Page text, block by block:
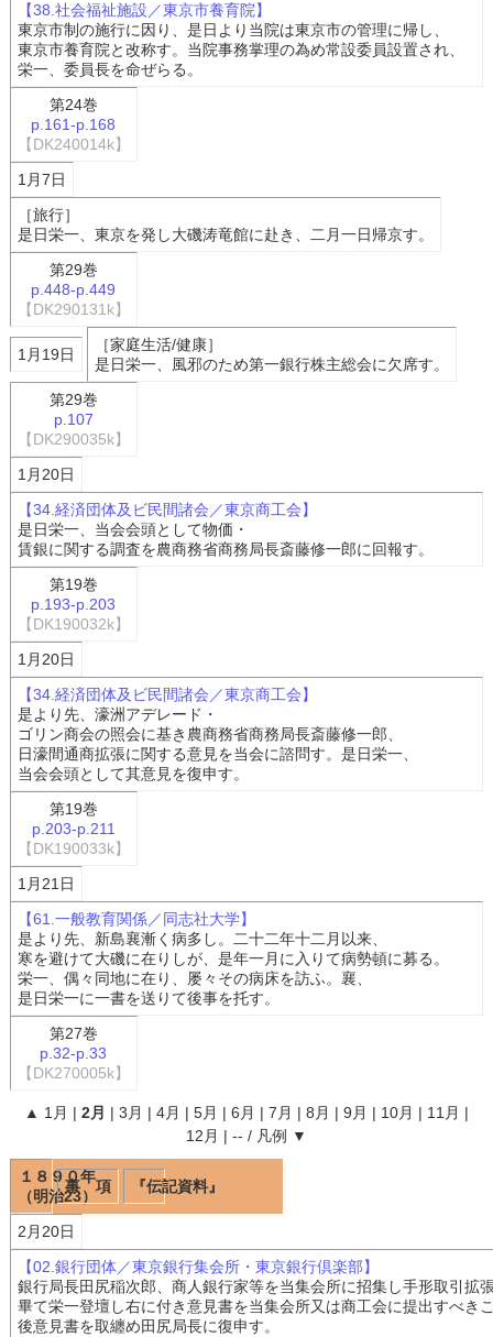
【38.社会福祉施設／東京市養育院】
東京市制の施行に因り、是日より当院は東京市の管理に帰し、
東京市養育院と改称す。当院事務掌理の為め常設委員設置され、
栄一、委員長を命ぜらる。
第24巻
p.161-p.168
【DK240014k】
1月7日
［旅行］
是日栄一、東京を発し大磯涛竜館に赴き、二月一日帰京す。
第29巻
p.448-p.449
【DK290131k】
1月19日
［家庭生活/健康］
是日栄一、風邪のため第一銀行株主総会に欠席す。
第29巻
p.107
【DK290035k】
1月20日
【34.経済団体及ビ民間諸会／東京商工会】
是日栄一、当会会頭として物価・
賃銀に関する調査を農商務省商務局長斎藤修一郎に回報す。
第19巻
p.193-p.203
【DK190032k】
1月20日
【34.経済団体及ビ民間諸会／東京商工会】
是より先、濠洲アデレード・
ゴリン商会の照会に基き農商務省商務局長斎藤修一郎、
日濠間通商拡張に関する意見を当会に諮問す。是日栄一、
当会会頭として其意見を復申す。
第19巻
p.203-p.211
【DK190033k】
1月21日
【61.一般教育関係／同志社大学】
是より先、新島襄漸く病多し。二十二年十二月以来、
寒を避けて大磯に在りしが、是年一月に入りて病勢頓に募る。
栄一、偶々同地に在り、屡々その病床を訪ふ。襄、
是日栄一に一書を送りて後事を托す。
第27巻
p.32-p.33
【DK270005k】
▲ 1月 | 2月 | 3月 | 4月 | 5月 | 6月 | 7月 | 8月 | 9月 | 10月 | 11月 |
12月 | -- / 凡例 ▼
１８９０年
（明治23）
事 項 『伝記資料』
2月20日
【02.銀行団体／東京銀行集会所・東京銀行倶楽部】
銀行局長田尻稲次郎、商人銀行家等を当集会所に招集し手形取引拡
畢て栄一登壇し右に付き意見書を当集会所又は商工会に提出すべき
後意見書を取纏め田尻局長に復申す。